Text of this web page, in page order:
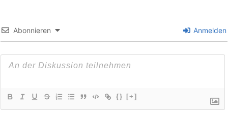
Abonnieren Anmelden
{} [+]